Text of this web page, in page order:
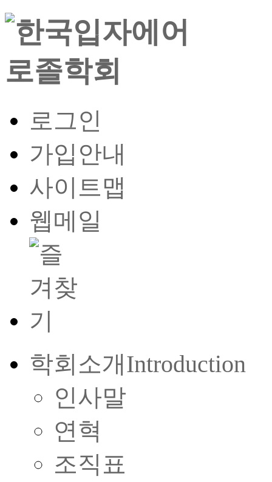
로그인
가입안내
사이트맵
웹메일
학회소개Introduction
인사말
연혁
조직표